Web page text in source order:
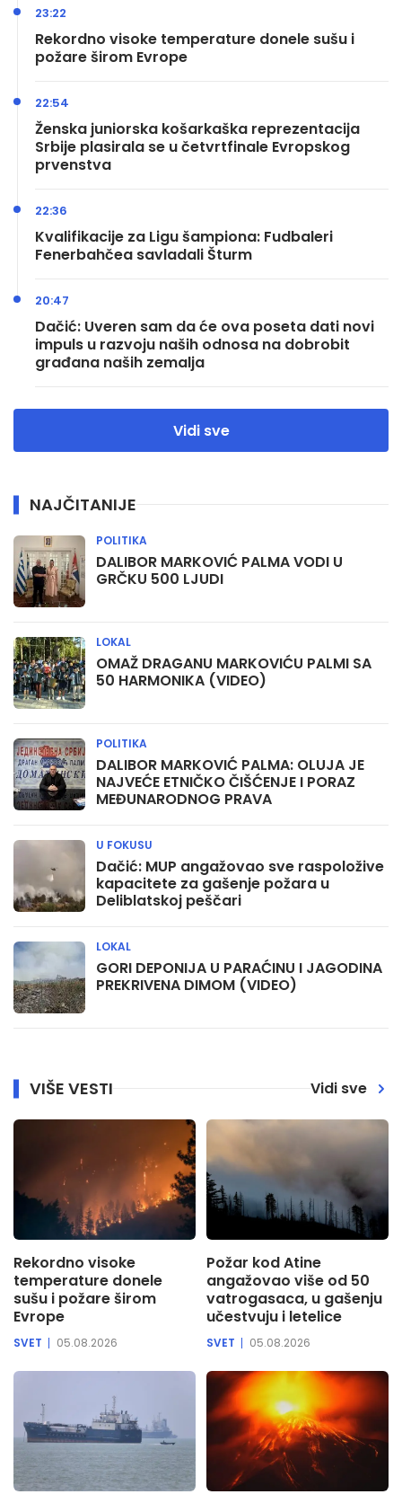
Rekordno visoke temperature donele sušu i
požare širom Evrope
23:22
Ženska juniorska košarkaška reprezentacija
Srbije plasirala se u četvrtfinale Evropskog
prvenstva
22:54
Kvalifikacije za Ligu šampiona: Fudbaleri
Fenerbahčea savladali Šturm
22:36
Dačić: Uveren sam da će ova poseta dati novi
impuls u razvoju naših odnosa na dobrobit
građana naših zemalja
20:47
Vidi sve
NAJČITANIJE
DALIBOR MARKOVIĆ PALMA VODI U
GRČKU 500 LJUDI
POLITIKA
OMAŽ DRAGANU MARKOVIĆU PALMI SA
50 HARMONIKA (VIDEO)
LOKAL
DALIBOR MARKOVIĆ PALMA: OLUJA JE
NAJVEĆE ETNIČKO ČIŠĆENJE I PORAZ
MEĐUNARODNOG PRAVA
POLITIKA
Dačić: MUP angažovao sve raspoložive
kapacitete za gašenje požara u
Deliblatskoj peščari
U FOKUSU
GORI DEPONIJA U PARAĆINU I JAGODINA
PREKRIVENA DIMOM (VIDEO)
LOKAL
VIŠE VESTI Vidi sve
Rekordno visoke
temperature donele
sušu i požare širom
Evrope
SVET 05.08.2026
Požar kod Atine
angažovao više od 50
vatrogasaca, u gašenju
učestvuju i letelice
SVET 05.08.2026